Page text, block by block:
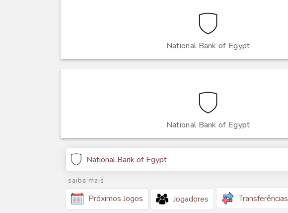
National Bank of Egypt
National Bank of Egypt
National Bank of Egypt
saiba mais:
Próximos Jogos Jogadores Transferências